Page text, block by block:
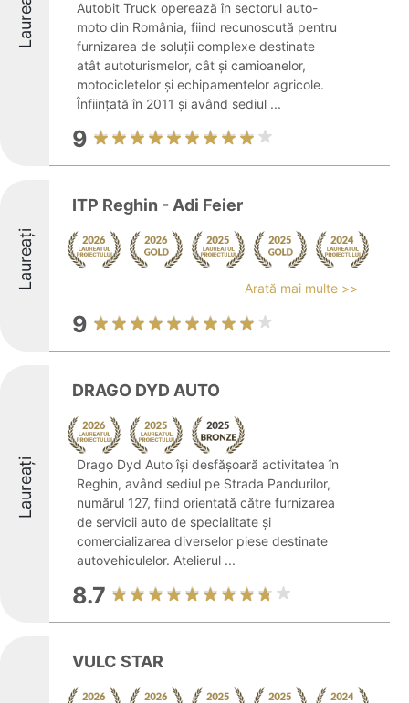
Laureați
Autobit Truck operează în sectorul auto-
moto din România, fiind recunoscută pentru
furnizarea de soluții complexe destinate
atât autoturismelor, cât și camioanelor,
motocicletelor și echipamentelor agricole.
Înființată în 2011 și având sediul ...
9
Laureați
ITP Reghin - Adi Feier
Arată mai multe >>
9
Laureați
DRAGO DYD AUTO
Drago Dyd Auto își desfășoară activitatea în
Reghin, având sediul pe Strada Pandurilor,
numărul 127, fiind orientată către furnizarea
de servicii auto de specialitate și
comercializarea diverselor piese destinate
autovehiculelor. Atelierul ...
8.7
VULC STAR